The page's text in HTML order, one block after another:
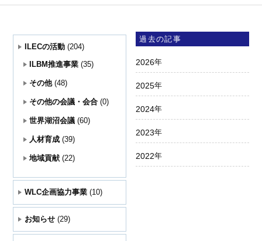
ILECの活動(204)
ILBM推進事業 (35)
その他(48)
その他の会議・会合 (0)
世界湖沼会議 (60)
人材育成 (39)
地域貢献 (22)
WLC企画協力事業(10)
お知らせ(29)
過去の記事
2026年
2025年
2024年
2023年
2022年